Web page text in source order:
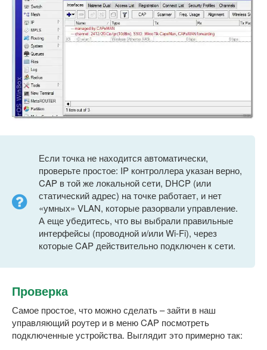
Если точка не находится автоматически,
проверьте простое: IP контроллера указан верно,
CAP в той же локальной сети, DHCP (или
статический адрес) на точке работает, и нет
«умных» VLAN, которые разорвали управление.
А еще убедитесь, что вы выбрали правильные
интерфейсы (проводной и/или Wi-Fi), через
которые CAP действительно подключен к сети.
Проверка
Самое простое, что можно сделать – зайти в наш
управляющий роутер и в меню CAP посмотреть
подключенные устройства. Выглядит это примерно так: